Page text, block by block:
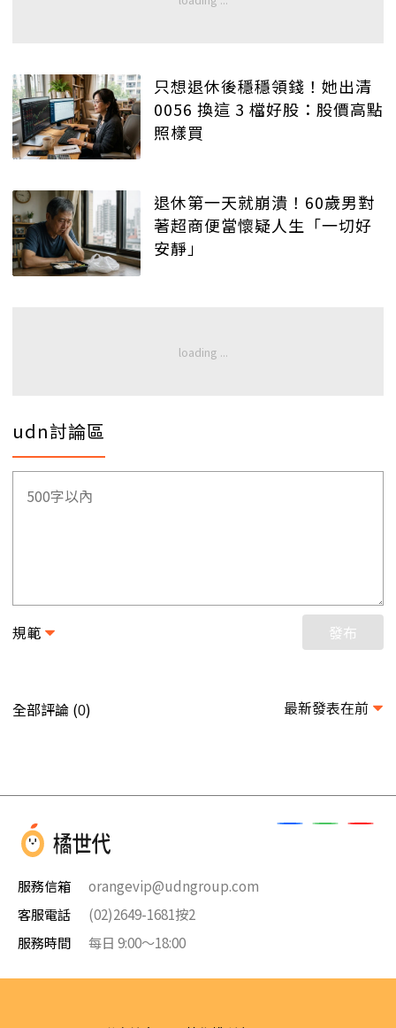
只想退休後穩穩領錢！她出清
0056 換這 3 檔好股：股價高點
照樣買
退休第一天就崩潰！60歲男對
著超商便當懷疑人生「一切好
安靜」
udn討論區
規範 發布
全部評論 (0) 最新發表在前
服務信箱
orangevip@udngroup.com
客服電話
(02)2649-1681按2
服務時間
每日 9:00～18:00